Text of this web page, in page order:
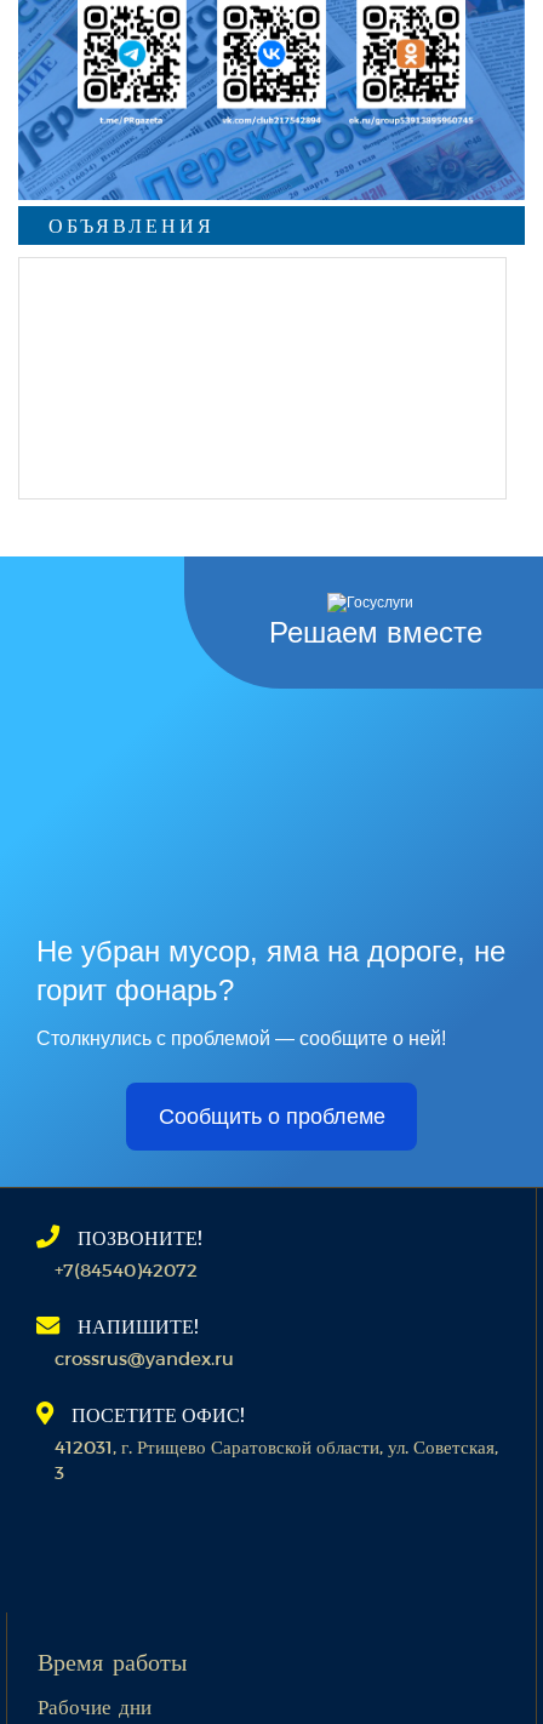
ОБЪЯВЛЕНИЯ
Решаем вместе
Не убран мусор, яма на дороге, не
горит фонарь?
Столкнулись с проблемой — сообщите о ней!
Сообщить о проблеме
ПОЗВОНИТЕ!
+7(84540)42072
НАПИШИТЕ!
crossrus@yandex.ru
ПОСЕТИТЕ ОФИС!
412031, г. Ртищево Саратовской области, ул. Советская,
3
Время работы
Рабочие дни